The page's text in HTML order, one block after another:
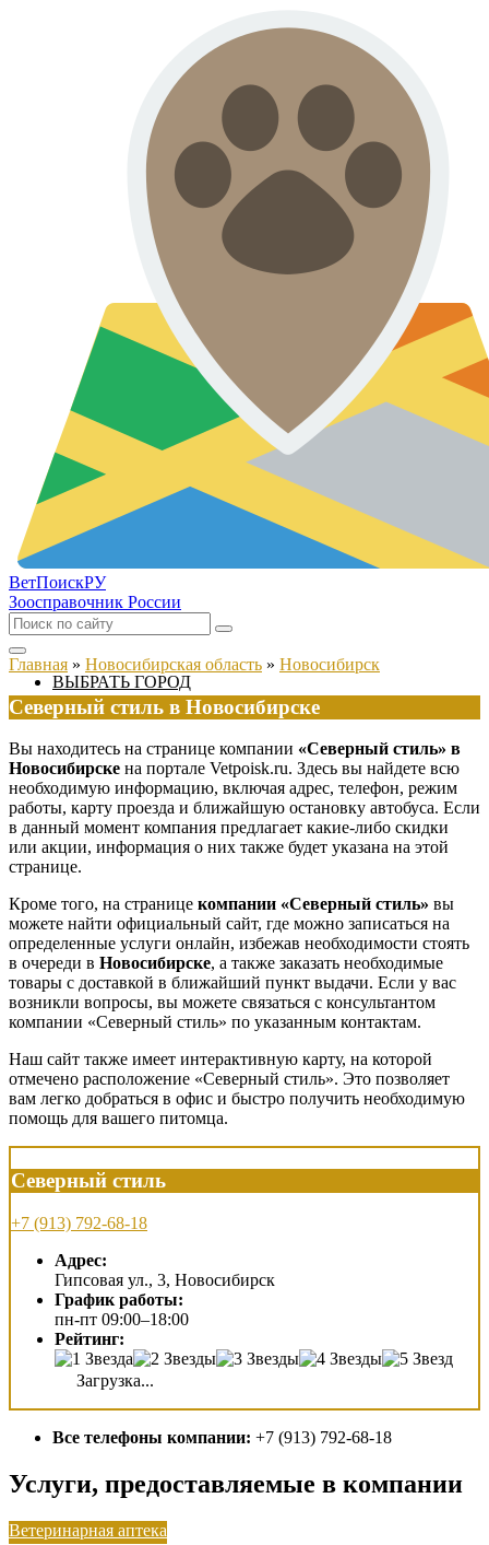
ВетПоискРУ
Зоосправочник России
ВЫБРАТЬ ГОРОД
Главная » Новосибирская область » Новосибирск
Северный стиль в Новосибирске
Вы находитесь на странице компании «Северный стиль» в
Новосибирске на портале Vetpoisk.ru. Здесь вы найдете всю
необходимую информацию, включая адрес, телефон, режим
работы, карту проезда и ближайшую остановку автобуса. Если
в данный момент компания предлагает какие-либо скидки
или акции, информация о них также будет указана на этой
странице.
Кроме того, на странице компании «Северный стиль» вы
можете найти официальный сайт, где можно записаться на
определенные услуги онлайн, избежав необходимости стоять
в очереди в Новосибирске, а также заказать необходимые
товары с доставкой в ближайший пункт выдачи. Если у вас
возникли вопросы, вы можете связаться с консультантом
компании «Северный стиль» по указанным контактам.
Наш сайт также имеет интерактивную карту, на которой
отмечено расположение «Северный стиль». Это позволяет
вам легко добраться в офис и быстро получить необходимую
помощь для вашего питомца.
Северный стиль
+7 (913) 792-68-18
Адрес:
Гипсовая ул., 3, Новосибирск
График работы:
пн-пт 09:00–18:00
Рейтинг:
Загрузка...
Все телефоны компании: +7 (913) 792-68-18
Услуги, предоставляемые в компании
Ветеринарная аптека